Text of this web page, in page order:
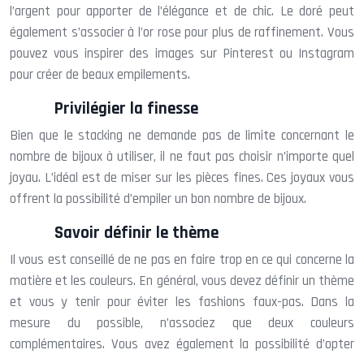
l’argent pour apporter de l’élégance et de chic. Le doré peut
également s’associer à l’or rose pour plus de raffinement. Vous
pouvez vous inspirer des images sur Pinterest ou Instagram
pour créer de beaux empilements.
Privilégier la finesse
Bien que le stacking ne demande pas de limite concernant le
nombre de bijoux à utiliser, il ne faut pas choisir n’importe quel
joyau. L’idéal est de miser sur les pièces fines. Ces joyaux vous
offrent la possibilité d’empiler un bon nombre de bijoux.
Savoir définir le thème
Il vous est conseillé de ne pas en faire trop en ce qui concerne la
matière et les couleurs. En général, vous devez définir un thème
et vous y tenir pour éviter les fashions faux-pas. Dans la
mesure du possible, n’associez que deux couleurs
complémentaires. Vous avez également la possibilité d’opter